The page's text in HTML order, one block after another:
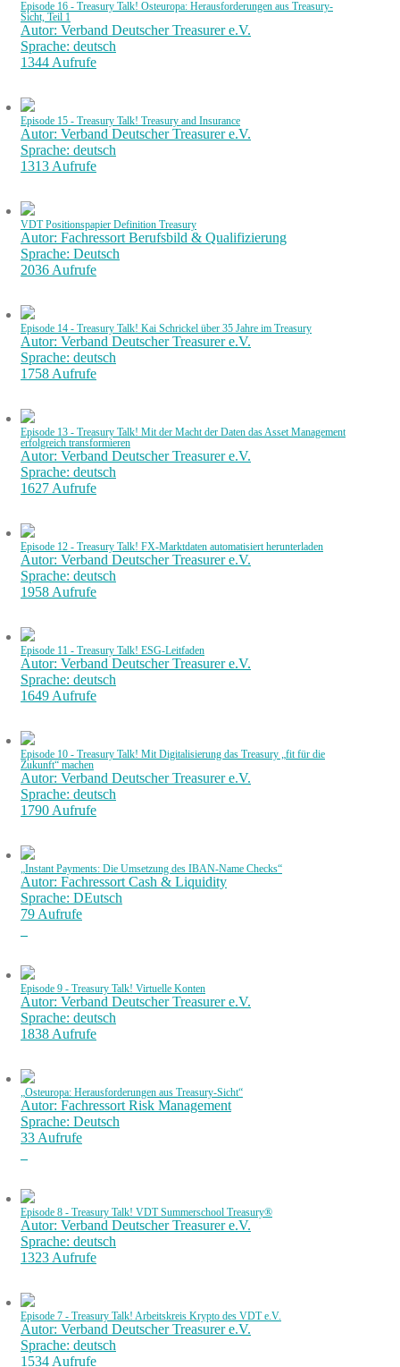
Episode 16 - Treasury Talk! Osteuropa: Herausforderungen aus Treasury-
Sicht, Teil 1
Autor: Verband Deutscher Treasurer e.V.
Sprache: deutsch
1344 Aufrufe
Episode 15 - Treasury Talk! Treasury and Insurance
Autor: Verband Deutscher Treasurer e.V.
Sprache: deutsch
1313 Aufrufe
VDT Positionspapier Definition Treasury
Autor: Fachressort Berufsbild & Qualifizierung
Sprache: Deutsch
2036 Aufrufe
Episode 14 - Treasury Talk! Kai Schrickel über 35 Jahre im Treasury
Autor: Verband Deutscher Treasurer e.V.
Sprache: deutsch
1758 Aufrufe
Episode 13 - Treasury Talk! Mit der Macht der Daten das Asset Management
erfolgreich transformieren
Autor: Verband Deutscher Treasurer e.V.
Sprache: deutsch
1627 Aufrufe
Episode 12 - Treasury Talk! FX-Marktdaten automatisiert herunterladen
Autor: Verband Deutscher Treasurer e.V.
Sprache: deutsch
1958 Aufrufe
Episode 11 - Treasury Talk! ESG-Leitfaden
Autor: Verband Deutscher Treasurer e.V.
Sprache: deutsch
1649 Aufrufe
Episode 10 - Treasury Talk! Mit Digitalisierung das Treasury „fit für die
Zukunft“ machen
Autor: Verband Deutscher Treasurer e.V.
Sprache: deutsch
1790 Aufrufe
„Instant Payments: Die Umsetzung des IBAN-Name Checks“
Autor: Fachressort Cash & Liquidity
Sprache: DEutsch
79 Aufrufe
Episode 9 - Treasury Talk! Virtuelle Konten
Autor: Verband Deutscher Treasurer e.V.
Sprache: deutsch
1838 Aufrufe
„Osteuropa: Herausforderungen aus Treasury-Sicht“
Autor: Fachressort Risk Management
Sprache: Deutsch
33 Aufrufe
Episode 8 - Treasury Talk! VDT Summerschool Treasury®
Autor: Verband Deutscher Treasurer e.V.
Sprache: deutsch
1323 Aufrufe
Episode 7 - Treasury Talk! Arbeitskreis Krypto des VDT e.V.
Autor: Verband Deutscher Treasurer e.V.
Sprache: deutsch
1534 Aufrufe